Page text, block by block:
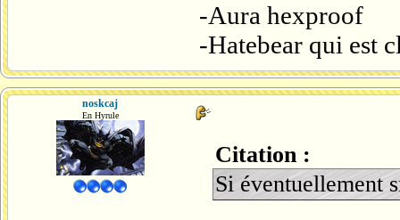
-Aura hexproof
-Hatebear qui est
noskcaj
En Hyrule
Citation :
Si éventuellement